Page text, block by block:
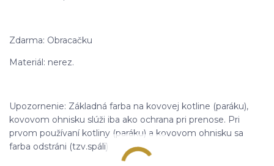
Zdarma: Obracačku
Materiál: nerez.
Upozornenie: Základná farba na kovovej kotline (paráku),
kovovom ohnisku slúži iba ako ochrana pri prenose. Pri
prvom používaní kotliny (paráku) a kovovom ohnisku sa
farba odstráni (tzv.spáli)